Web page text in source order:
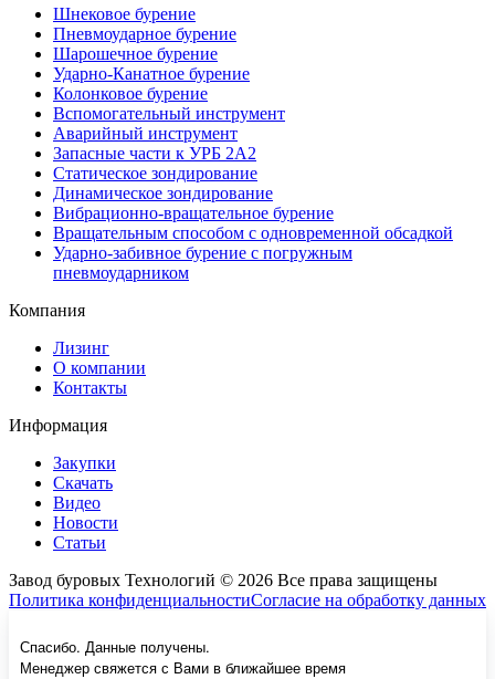
Шнековое бурение
Пневмоударное бурение
Шарошечное бурение
Ударно-Канатное бурение
Колонковое бурение
Вспомогательный инструмент
Аварийный инструмент
Запасные части к УРБ 2А2
Статическое зондирование
Динамическое зондирование
Вибрационно-вращательное бурение
Вращательным способом с одновременной обсадкой
Ударно-забивное бурение с погружным
пневмоударником
Компания
Лизинг
О компании
Контакты
Информация
Закупки
Скачать
Видео
Новости
Статьи
Завод буровых Технологий © 2026 Все права защищены
Политика конфиденциальностиСогласие на обработку данных
Спасибо. Данные получены.
Менеджер свяжется с Вами в ближайшее время